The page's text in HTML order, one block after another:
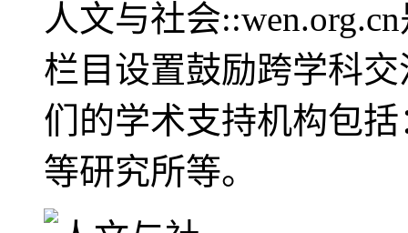
人文与社会
栏目设置鼓励跨学科
们的学术支持机构包
等研究所等。